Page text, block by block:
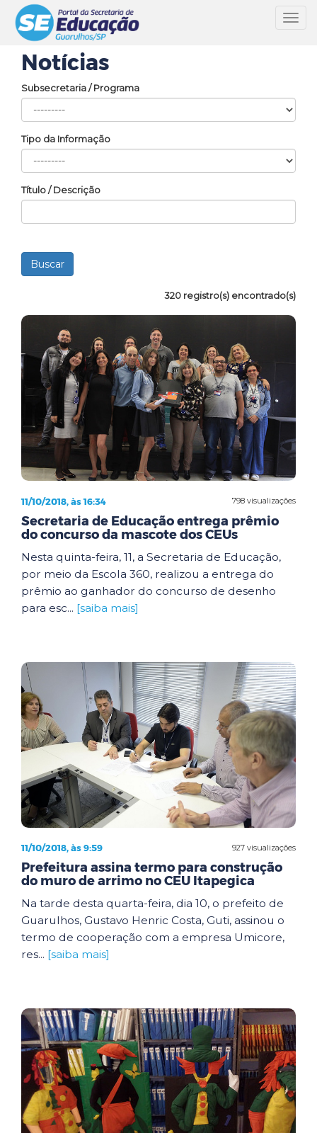
Notícias
Subsecretaria / Programa
Tipo da Informação
Título / Descrição
320 registro(s) encontrado(s)
798 visualizações
11/10/2018, às 16:34
Secretaria de Educação entrega prêmio
do concurso da mascote dos CEUs
Nesta quinta-feira, 11, a Secretaria de Educação,
por meio da Escola 360, realizou a entrega do
prêmio ao ganhador do concurso de desenho
para esc... [saiba mais]
927 visualizações
11/10/2018, às 9:59
Prefeitura assina termo para construção
do muro de arrimo no CEU Itapegica
Na tarde desta quarta-feira, dia 10, o prefeito de
Guarulhos, Gustavo Henric Costa, Guti, assinou o
termo de cooperação com a empresa Umicore,
res... [saiba mais]